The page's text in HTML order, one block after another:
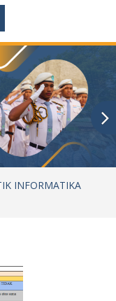
INFORMATIKA